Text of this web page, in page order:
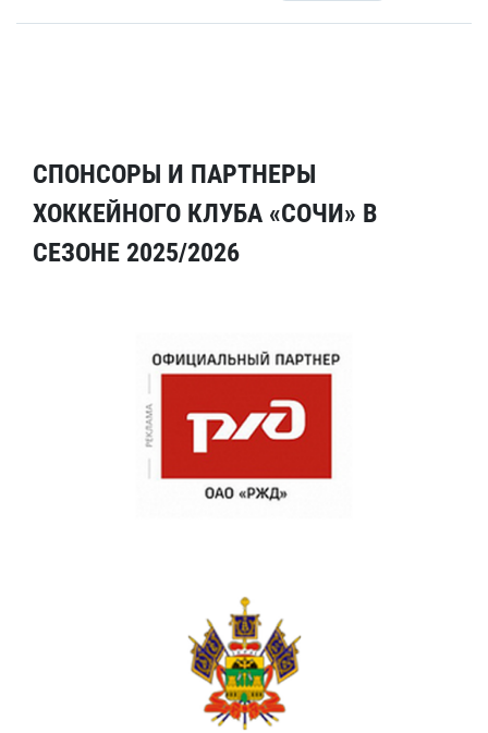
СПОНСОРЫ И ПАРТНЕРЫ
ХОККЕЙНОГО КЛУБА «СОЧИ» В
СЕЗОНЕ 2025/2026